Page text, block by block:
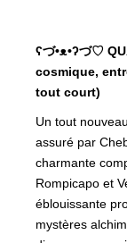
ʕづ•ᴥ•ʔづ♡
cosmique,
tout court)
Un tout
assuré par
charmante
Rompicapo et
éblouissante
mystères